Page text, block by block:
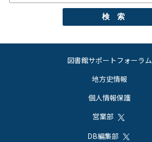
検 索
図書館サポートフォーラム
地方史情報
個人情報保護
営業部
DB編集部